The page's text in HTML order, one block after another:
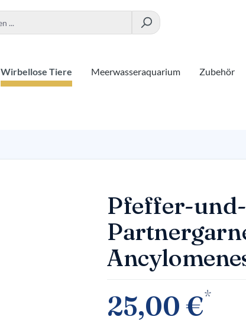
Wirbellose Tiere Meerwasseraquarium Zubehör
Pfeffer-
25,00 €*